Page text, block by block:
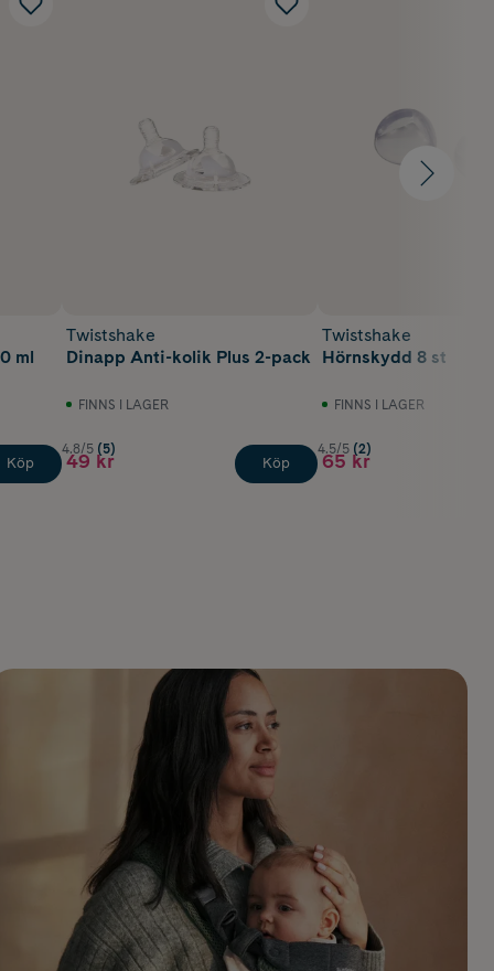
ml
Köp
Twistshake
Dinapp Anti-kolik Plus 2-pack
FINNS I LAGER
4.8/5 (5)
49 kr Köp
Twistshake
Hörnskydd 8 st
FINNS I LAGER
4.5/5 (2)
65 kr